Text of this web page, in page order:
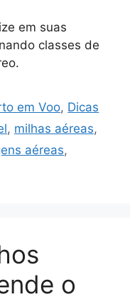
em suas
classes de
em Voo, Dicas
, milhas aéreas,
aéreas,
o